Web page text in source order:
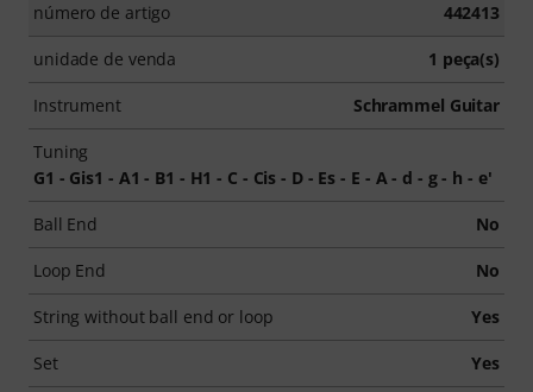
número de artigo 442413
unidade de venda 1 peça(s)
Instrument Schrammel Guitar
Tuning
G1 - Gis1 - A1 - B1 - H1 - C - Cis - D - Es - E - A - d - g - h - e'
Ball End No
Loop End No
String without ball end or loop Yes
Set Yes